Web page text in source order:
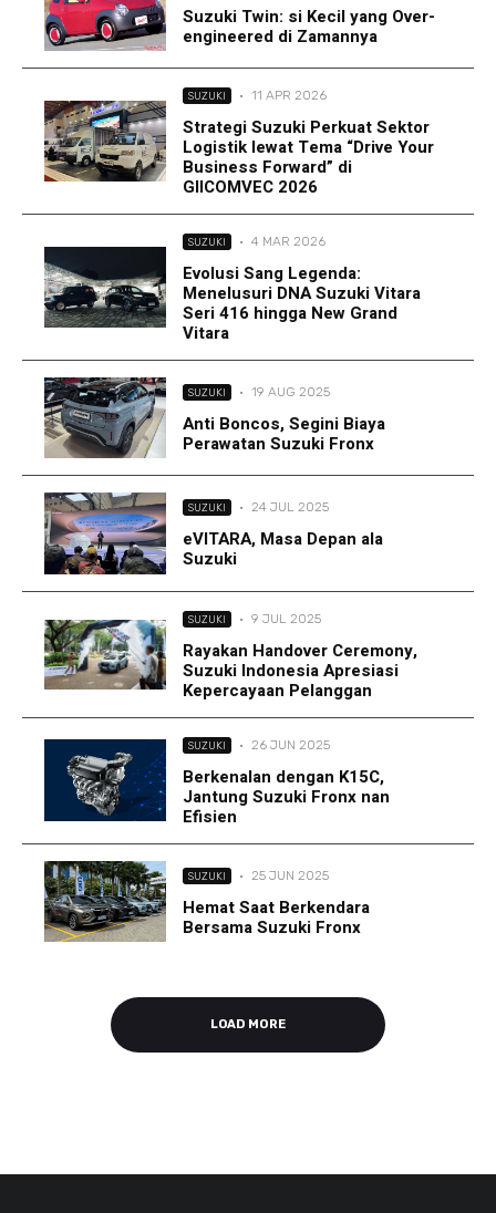
Suzuki Twin: si Kecil yang Over-
engineered di Zamannya
SUZUKI · 11 APR 2026
Strategi Suzuki Perkuat Sektor
Logistik lewat Tema “Drive Your
Business Forward” di
GIICOMVEC 2026
SUZUKI · 4 MAR 2026
Evolusi Sang Legenda:
Menelusuri DNA Suzuki Vitara
Seri 416 hingga New Grand
Vitara
SUZUKI · 19 AUG 2025
Anti Boncos, Segini Biaya
Perawatan Suzuki Fronx
SUZUKI · 24 JUL 2025
eVITARA, Masa Depan ala
Suzuki
SUZUKI · 9 JUL 2025
Rayakan Handover Ceremony,
Suzuki Indonesia Apresiasi
Kepercayaan Pelanggan
SUZUKI · 26 JUN 2025
Berkenalan dengan K15C,
Jantung Suzuki Fronx nan
Efisien
SUZUKI · 25 JUN 2025
Hemat Saat Berkendara
Bersama Suzuki Fronx
LOAD MORE